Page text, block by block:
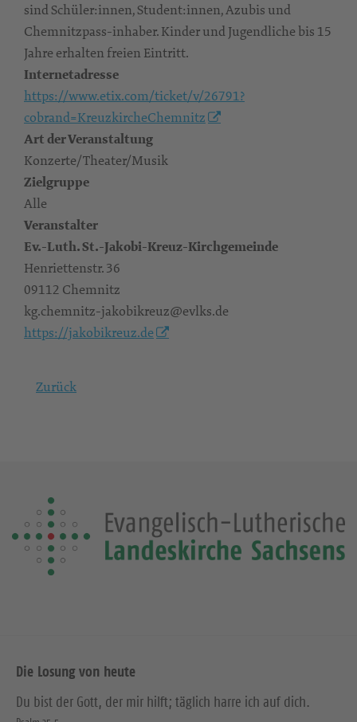
sind Schüler:innen, Student:innen, Azubis und
Chemnitzpass-inhaber. Kinder und Jugendliche bis 15
Jahre erhalten freien Eintritt.
Internetadresse
https://www.etix.com/ticket/v/26791?
cobrand=KreuzkircheChemnitz
Art der Veranstaltung
Konzerte/Theater/Musik
Zielgruppe
Alle
Veranstalter
Ev.-Luth. St.-Jakobi-Kreuz-Kirchgemeinde
Henriettenstr. 36
09112 Chemnitz
kg.chemnitz-jakobikreuz@evlks.de
https://jakobikreuz.de
Zurück
Die Losung von heute
Du bist der Gott, der mir hilft; täglich harre ich auf dich.